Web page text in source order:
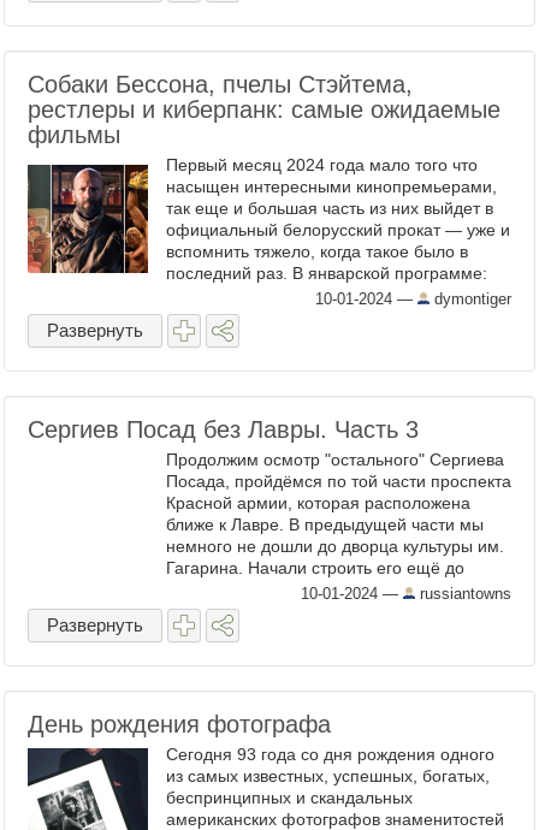
Собаки Бессона, пчелы Стэйтема,
рестлеры и киберпанк: самые ожидаемые
фильмы
Первый месяц 2024 года мало того что
насыщен интересными кинопремьерами,
так еще и большая часть из них выйдет в
официальный белорусский прокат — уже и
вспомнить тяжело, когда такое было в
последний раз. В январской программе:
«собачий „Джокер“» Люка Бессона,
страдающие рестлеры, ...
10-01-2024 — dymontiger
Развернуть
Сергиев Посад без Лавры. Часть 3
Продолжим осмотр "остального" Сергиева
Посада, пройдёмся по той части проспекта
Красной армии, которая расположена
ближе к Лавре. В предыдущей части мы
немного не дошли до дворца культуры им.
Гагарина. Начали строить его ещё до
войны, но дальше фундамента ничего
сделать не успели. ...
10-01-2024 — russiantowns
Развернуть
День рождения фотографа
Сегодня 93 года со дня рождения одного
из самых известных, успешных, богатых,
беспринципных и скандальных
американских фотографов знаменитостей